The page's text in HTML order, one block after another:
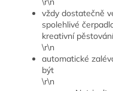
vždy dostatečně
spolehlivé
kreativní
\r\n
automatické
být
\r\n